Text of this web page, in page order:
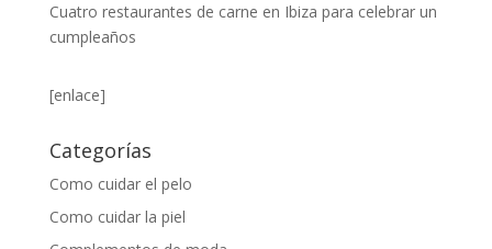
Cuatro restaurantes de carne en Ibiza para celebrar un
cumpleaños
[enlace]
Categorías
Como cuidar el pelo
Como cuidar la piel